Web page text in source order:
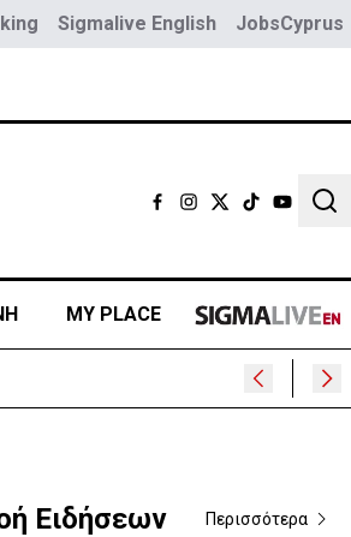
Sigmalive English JobsCyprus
MY PLACE
Ειδήσεων Περισσότερα